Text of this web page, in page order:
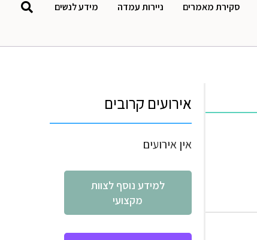
סקירת מאמרים ניירות עמדה מידע לנשים
אירועים קרובים
אין אירועים
למידע נוסף לצוות
מקצועי